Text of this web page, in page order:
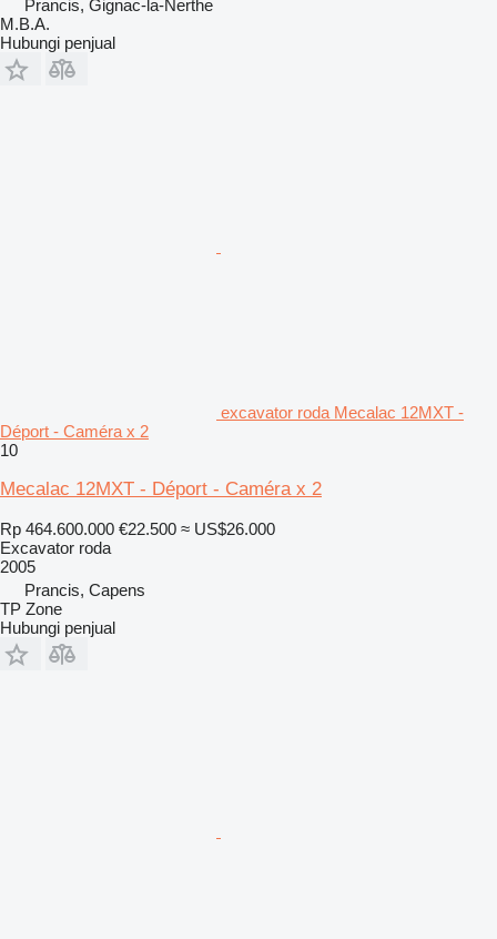
Prancis, Gignac-la-Nerthe
M.B.A.
Hubungi penjual
excavator roda Mecalac 12MXT -
Déport - Caméra x 2
10
Mecalac 12MXT - Déport - Caméra x 2
Rp 464.600.000 €22.500 ≈ US$26.000
Excavator roda
2005
Prancis, Capens
TP Zone
Hubungi penjual